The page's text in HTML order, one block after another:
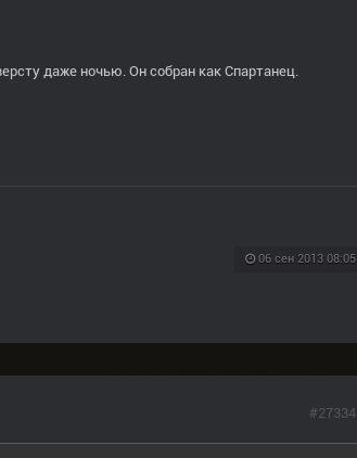
даже ночью. Он собран как Спартанец.
06 сен 2013 08:05
#27334